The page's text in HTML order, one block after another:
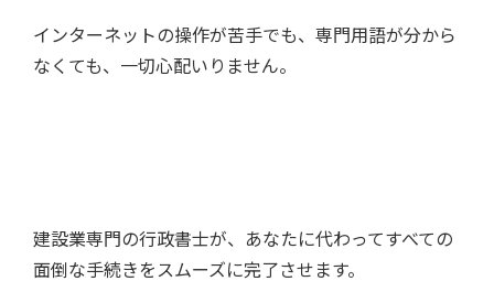
インターネットの操作が苦手でも、専門用語が分から
なくても、一切心配いりません。
建設業専門の行政書士が、あなたに代わってすべての
面倒な手続きをスムーズに完了させます。